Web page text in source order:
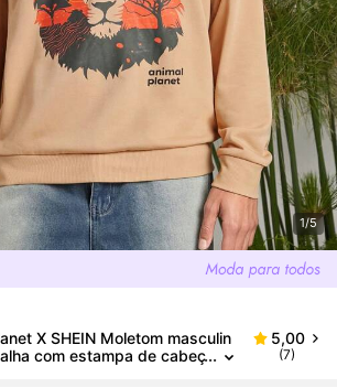
1/5
X SHEIN Moletom masculin
com estampa de cabeç
5,00
(7)